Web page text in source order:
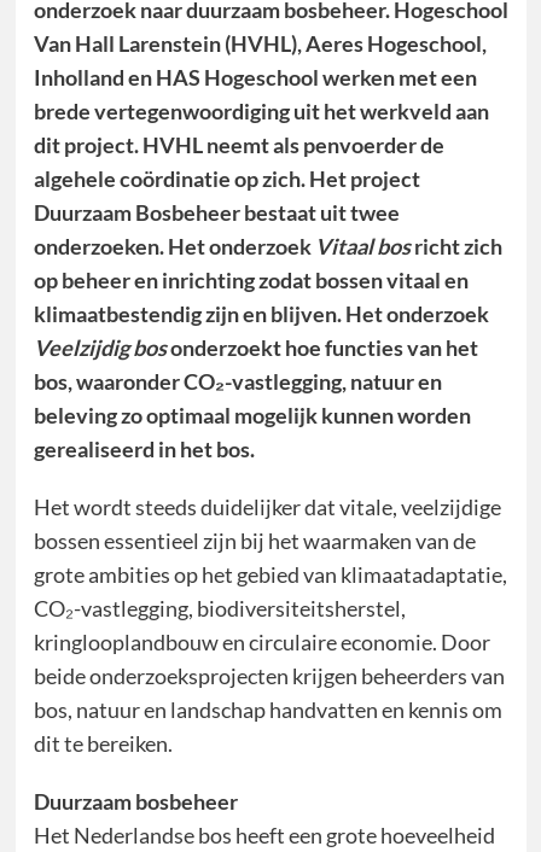
onderzoek naar duurzaam bosbeheer. Hogeschool
Van Hall Larenstein (HVHL), Aeres Hogeschool,
Inholland en HAS Hogeschool werken met een
brede vertegenwoordiging uit het werkveld aan
dit project. HVHL neemt als penvoerder de
algehele coördinatie op zich. Het project
Duurzaam Bosbeheer bestaat uit twee
onderzoeken. Het onderzoek Vitaal bosricht zich
op beheer en inrichting zodat bossen vitaal en
klimaatbestendig zijn en blijven. Het onderzoek
Veelzijdig bosonderzoekt hoe functies van het
bos, waaronder CO₂-vastlegging, natuur en
beleving zo optimaal mogelijk kunnen worden
gerealiseerd in het bos.
Het wordt steeds duidelijker dat vitale, veelzijdige
bossen essentieel zijn bij het waarmaken van de
grote ambities op het gebied van klimaatadaptatie,
CO₂-vastlegging, biodiversiteitsherstel,
kringlooplandbouw en circulaire economie. Door
beide onderzoeksprojecten krijgen beheerders van
bos, natuur en landschap handvatten en kennis om
dit te bereiken.
Duurzaam bosbeheer
Het Nederlandse bos heeft een grote hoeveelheid